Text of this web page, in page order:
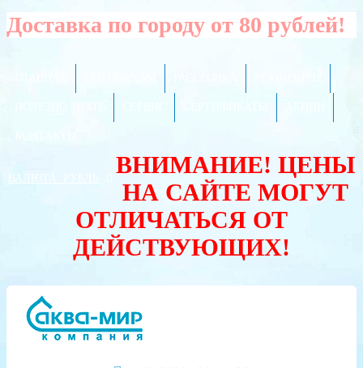
Доставка по городу от 80 рублей!
ВАЛЮТА:
ВНИМАНИЕ! ЦЕНЫ
НА САЙТЕ МОГУТ
ОТЛИЧАТЬСЯ ОТ
ДЕЙСТВУЮЩИХ!